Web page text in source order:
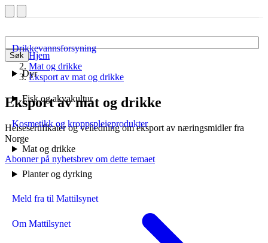
Søk
Drikkevannsforsyning
Dyr
Fisk og akvakultur
Kosmetikk og kroppspleieprodukter
Mat og drikke
Planter og dyrking
Meld fra til Mattilsynet
Om Mattilsynet
Hjem
Mat og drikke
Eksport av mat og drikke
Eksport av mat og drikke
Helsesertifikater og veiledning om eksport av næringsmidler fra
Norge
Abonner på nyhetsbrev om dette temaet